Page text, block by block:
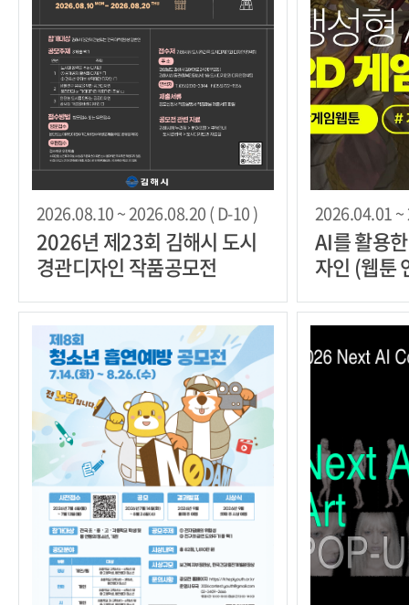
2026.08.10 ~ 2026.08.20 ( D-10 )
2026년 제23회 김해시 도시
경관디자인 작품공모전
2026.04.01 ~
AI를 활용
자인 (웹툰